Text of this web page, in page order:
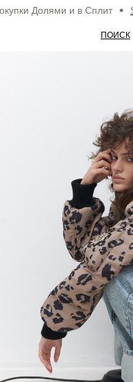
Долями и в Сплит
ИЗБРАННОЕ 8